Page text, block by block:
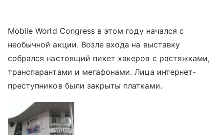
Mobile World Congress в этом году начался с
необычной акции. Возле входа на выставку
собрался настоящий пикет хакеров с растяжками,
транспарантами и мегафонами. Лица интернет-
преступников были закрыты платками.